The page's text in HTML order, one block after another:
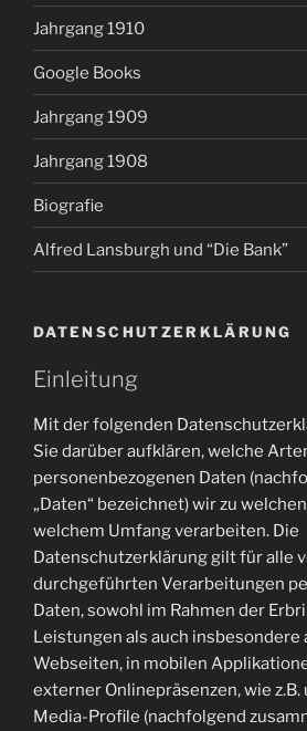
Jahrgang 1910
Google Books
Jahrgang 1909
Jahrgang 1908
Biografie
Alfred Lansburgh und “Die Bank”
DATENSCHUTZERKLÄRUNG
Einleitung
Mit der folgenden
Sie darüber aufklären, welche
personenbezogenen Daten
„Daten“ bezeichnet) wir zu
welchem Umfang verarbeiten. Die
Datenschutzerklärung gilt für alle
durchgeführten Verarbeitungen
Daten, sowohl im Rahmen der
Leistungen als auch insbesondere
Webseiten, in mobilen
externer Onlinepräsenzen, wie
Media-Profile (nachfolgend